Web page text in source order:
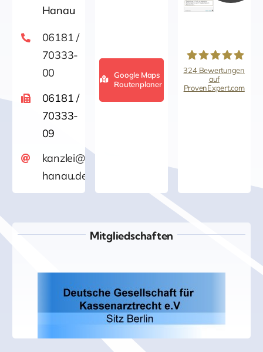
Hanau
06181 /
70333-
00
06181 /
70333-
09
kanzlei@versicherungsrecht-
hanau.de
Google Maps
Routenplaner
Kanzlei für
324Bewertungen
auf
ProvenExpert.com
Mitgliedschaften